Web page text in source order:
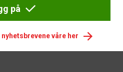
på
våre her